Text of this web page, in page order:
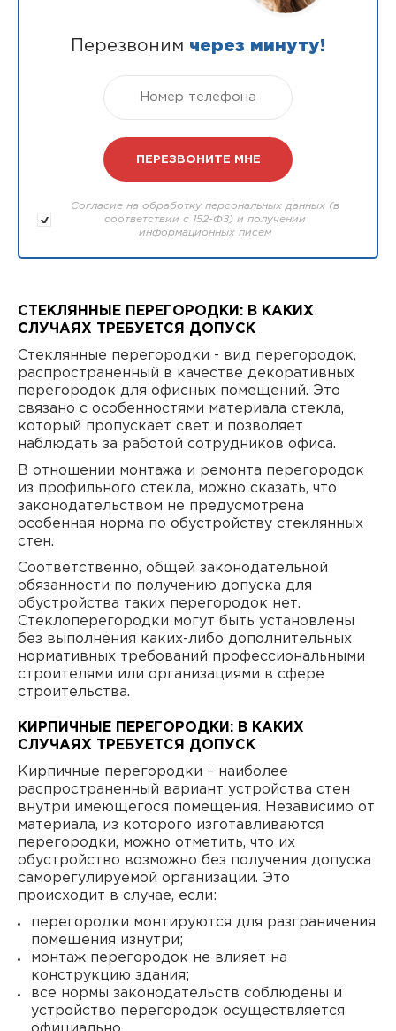
Перезвоним через минуту!
Согласие на обработку персональных данных (в
соответствии с 152-ФЗ) и получении
информационных писем
СТЕКЛЯННЫЕ ПЕРЕГОРОДКИ: В КАКИХ
СЛУЧАЯХ ТРЕБУЕТСЯ ДОПУСК
Стеклянные перегородки - вид перегородок,
распространенный в качестве декоративных
перегородок для офисных помещений. Это
связано с особенностями материала стекла,
который пропускает свет и позволяет
наблюдать за работой сотрудников офиса.
В отношении монтажа и ремонта перегородок
из профильного стекла, можно сказать, что
законодательством не предусмотрена
особенная норма по обустройству стеклянных
стен.
Соответственно, общей законодательной
обязанности по получению допуска для
обустройства таких перегородок нет.
Стеклоперегородки могут быть установлены
без выполнения каких-либо дополнительных
нормативных требований профессиональными
строителями или организациями в сфере
строительства.
КИРПИЧНЫЕ ПЕРЕГОРОДКИ: В КАКИХ
СЛУЧАЯХ ТРЕБУЕТСЯ ДОПУСК
Кирпичные перегородки – наиболее
распространенный вариант устройства стен
внутри имеющегося помещения. Независимо от
материала, из которого изготавливаются
перегородки, можно отметить, что их
обустройство возможно без получения допуска
саморегулируемой организации. Это
происходит в случае, если:
перегородки монтируются для разграничения
помещения изнутри;
монтаж перегородок не влияет на
конструкцию здания;
все нормы законодательств соблюдены и
устройство перегородок осуществляется